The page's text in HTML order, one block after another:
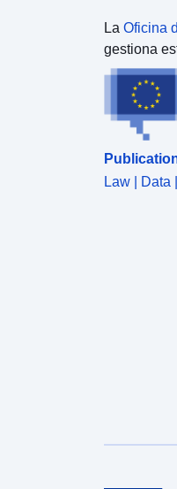
La Oficina
gestiona
Law | Data